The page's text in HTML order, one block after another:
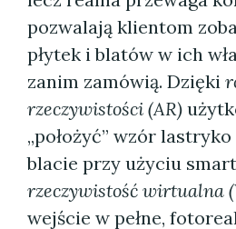
pozwalają klientom
płytek i blatów w ich
zanim zamówią. Dzięki
rzeczywistości (AR)
„położyć” wzór
blacie przy użyciu
rzeczywistość wirtualna
wejście w pełne,